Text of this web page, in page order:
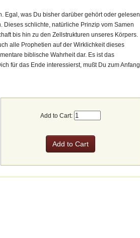
Egal, was Du bisher darüber gehört oder gelesen
schlichte, natürliche Prinzip vom Samen
bis hin zu den Zellstrukturen unseres Körpers.
alle Prophetien auf der Wirklichkeit dieses
biblische Wahrheit dar. Es ist das
für das Ende interessierst, mußt Du zum Anfang
Add to Cart: